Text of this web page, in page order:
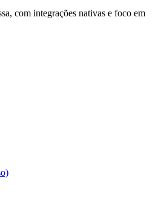
com integrações nativas e foco em